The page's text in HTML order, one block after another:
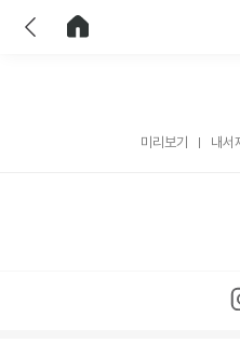
미리보기 내서